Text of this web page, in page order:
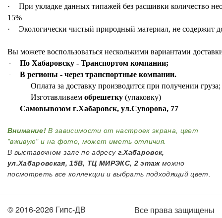
·
При укладке данных типажей без расшивки количество
15%
·
Экологически чистый природный материал, не содержит
Вы можете воспользоваться несколькими вариантами
· По Хабаровску - Транспортом компании;
· В регионы - через транспортные компании.
Оплата за доставку производится при получении груза
Изготавливаем обрешетку (упаковку)
· Самовывозом г.Хабаровск, ул.Суворова, 77
Внимание! В зависимости от настроек экрана, цвет
"вживую" и на фото, может иметь отличия.
В выставочном зале по адресу г.Хабаровск,
ул.Хабаровская, 15В, ТЦ МИРЭКС, 2 этажможно
посмотреть все коллекции и выбрать подходящий цвет.
© 2016-2026 Гипс-ДВ Все права защищены